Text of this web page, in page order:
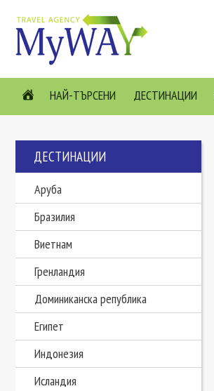
НАЙ-ТЪРСЕНИ ДЕСТИНАЦИИ
ДЕСТИНАЦИИ
Аруба
Бразилия
Виетнам
Гренландия
Доминиканска република
Египет
Индонезия
Исландия